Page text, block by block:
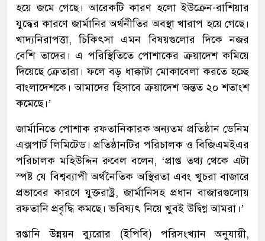
হয়ে জমে গেছে। আরেকটি কারণ হলো ইউক্রেন-রাশিয়ার
যুদ্ধের কারণে জার্মানির অর্থনীতির অবস্থা খারাপ হয়ে গেছে।
খাদ্যনিরাপত্তা, চিকিৎসা এমন বিষয়গুলোর দিকে নজর
বেশি তাদের। এ পরিস্থিতিতে পোশাকের ক্রয়াদেশ কমিয়ে
দিয়েছে ক্রেতারা। ফলে বড় ধাক্কাটা মোকাবেলা করতে হচ্ছে
বাংলাদেশকে। আমাদের হিসাবে ক্রয়াদেশ অন্তত ২০ শতাংশ
কমেছে।’
জার্মানিতে পোশাক রফতানিকারক অন্যতম প্রতিষ্ঠান ডেনিম
এক্সপার্ট লিমিটেড। প্রতিষ্ঠানটির পরিচালক ও বিজিএমইএর
পরিচালক মহিউদ্দিন রুবেল বলেন, ‘প্রাপ্ত তথ্য থেকে এটা
স্পষ্ট যে বিশ্বব্যাপী অর্থনৈতিক অস্থিরতা এবং খুচরা বাজারে
প্রভাবের কারণে যুক্তরাষ্ট্র, জার্মানিসহ প্রধান বাজারগুলোয়
রফতানি প্রবৃদ্ধি কমছে। ভবিষ্যৎ নিয়ে খুবই উদ্বিগ্ন আমরা।’
রপ্তানি উন্নয়ন ব্যুরোর (ইপিবি) পরিসংখ্যান অনুযায়ী,